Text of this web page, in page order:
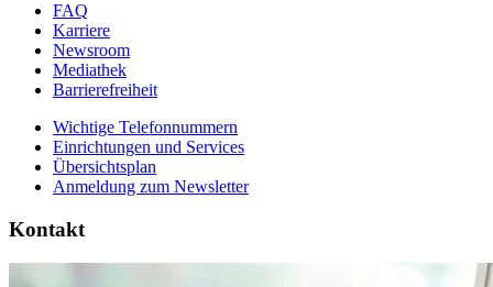
FAQ
Karriere
Newsroom
Mediathek
Barrierefreiheit
Wichtige Telefonnummern
Einrichtungen und Services
Übersichtsplan
Anmeldung zum Newsletter
Kontakt